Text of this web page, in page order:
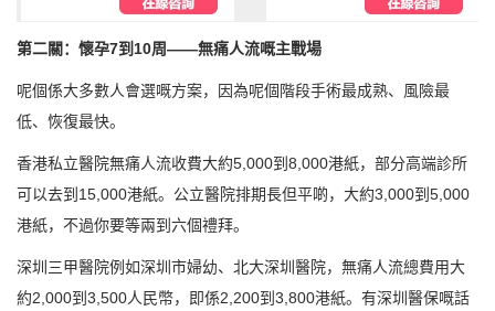
第二關：懷孕7到10周——無痛人流嘅主戰場
呢個係大多數人會選嘅方案，因為呢個階段手術最成熟、風險最
低、恢復最快。
香港私立醫院無痛人流收費大約5,000到8,000港紙，部分高端診所
可以去到15,000港紙。公立醫院排期長但平啲，大約3,000到5,000
港紙，不過你要等兩到六個禮拜。
深圳三甲醫院例如深圳市婦幼、北大深圳醫院，無痛人流總費用大
約2,000到3,500人民幣，即係2,200到3,800港紙。有深圳醫保嘅話